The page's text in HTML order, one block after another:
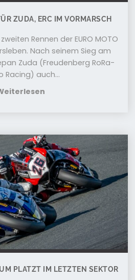
ZUDA, ERC IM VORMARSCH
Rennen der EURO MOTO
Nach seinem Sieg am
Zuda (Freudenberg RoRa-
Racing) auch...
PLATZT IM LETZTEN SEKTOR